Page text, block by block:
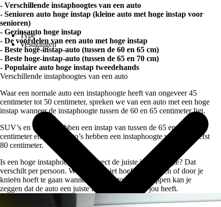
Type
Vestigingen
- Verschillende instaphoogtes van een auto
- Senioren auto hoge instap (kleine auto met hoge instap voor
senioren)
- Gezinsauto hoge instap
- De voordelen van een auto met hoge instap
- Beste hoge-instap-auto (tussen de 60 en 65 cm)
- Beste hoge-instap-auto (tussen de 65 en 70 cm)
- Populaire auto hoge instap tweedehands
Verschillende instaphoogtes van een auto
Waar een normale auto een instaphoogte heeft van ongeveer 45
centimeter tot 50 centimeter, spreken we van een auto met een hoge
instap wanneer de instaphoogte tussen de 60 en 65 centimeter ligt.
SUV’s en MPV’s hebben een instap van tussen de 65 en 70
centimeter en terrein auto’s hebben een instaphoogte van maar liefst
80 centimeter.
Is een hoge instaphoogte ook direct de juiste instaphoogte? Dat
verschilt per persoon. Wanneer je niet hoeft te klimmen of door je
knieën hoeft te gaan wanneer je de auto in wilt stappen kan je
zeggen dat de auto een juiste instaphoogte voor jou heeft.